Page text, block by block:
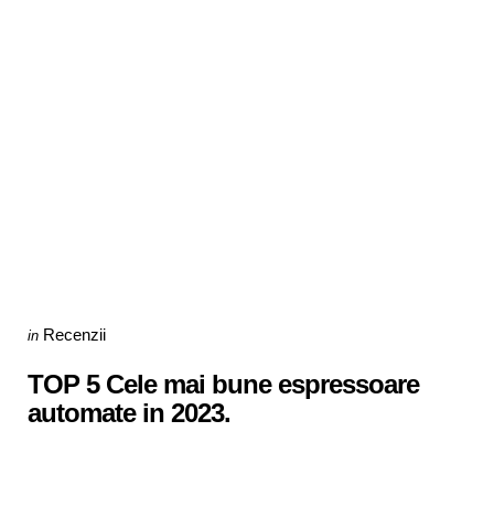
Categories
Posted
in Recenzii
TOP 5 Cele mai bune espressoare
automate in 2023.